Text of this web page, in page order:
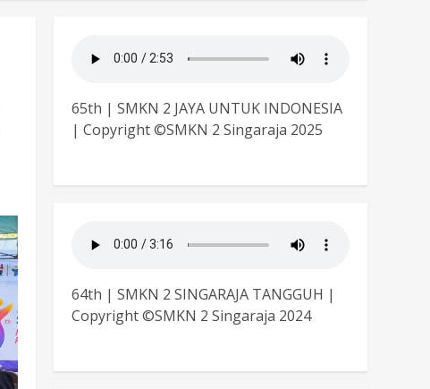
65th | SMKN 2 JAYA UNTUK INDONESIA
| Copyright ©SMKN 2 Singaraja 2025
64th | SMKN 2 SINGARAJA TANGGUH |
Copyright ©SMKN 2 Singaraja 2024